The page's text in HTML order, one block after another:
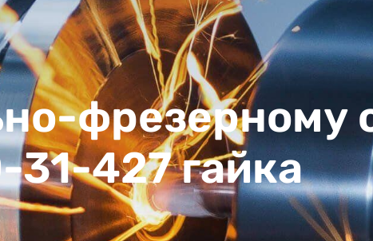
фрезерному
31-427 гайка